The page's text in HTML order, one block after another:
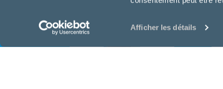
Afficher les détails